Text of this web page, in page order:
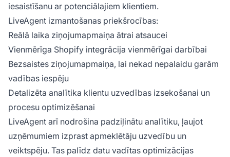
iesaistīšanu ar potenciālajiem klientiem.
LiveAgent izmantošanas priekšrocības:
Reālā laika ziņojumapmaiņa ātrai atsaucei
Vienmērīga Shopify integrācija vienmērīgai darbībai
Bezsaistes ziņojumapmaiņa, lai nekad nepalaidu garām
vadības iespēju
Detalizēta analītika klientu uzvedības izsekošanai un
procesu optimizēšanai
LiveAgent arī nodrošina padziļinātu analītiku, ļaujot
uzņēmumiem izprast apmeklētāju uzvedību un
veiktspēju. Tas palīdz datu vadītas optimizācijas